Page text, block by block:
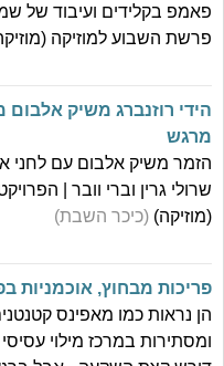
פאמפ בקלידים ועיבוד של
פרשת השבוע למוזיקה
הידי רוזנברג משיק אלבום
מרגש
הזמר משיק אלבום עם לחני
שרולי גרין וברי וובר |
(מוזיקה) (כיכר השבת)
פריכות מבחוץ, אוכמניות
הן נראות כמו מאפינס
ומסתירות במרכז מילוי